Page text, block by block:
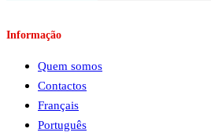
Informação
Quem somos
Contactos
Français
Português